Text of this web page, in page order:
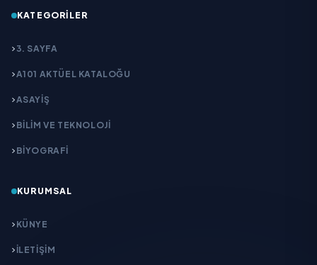
KATEGORILER
3. SAYFA
A101 AKTÜEL KATALOĞU
ASAYİŞ
BİLİM VE TEKNOLOJİ
BİYOGRAFİ
KURUMSAL
KÜNYE
İLETIŞIM